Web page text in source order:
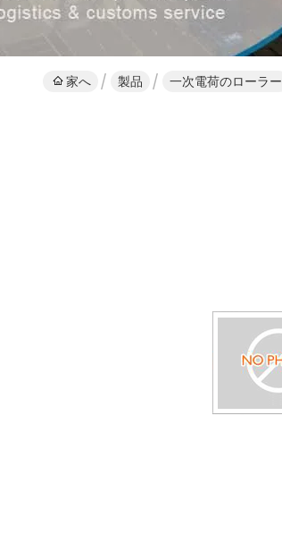
家へ 製品 一次電荷のローラー